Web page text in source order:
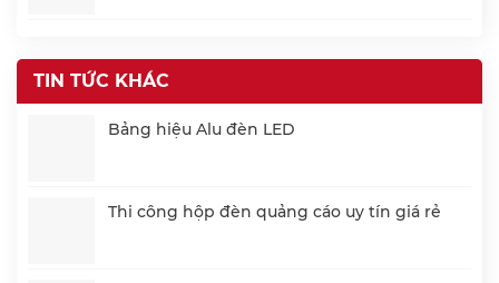
TIN TỨC KHÁC
Bảng hiệu Alu đèn LED
Thi công hộp đèn quảng cáo uy tín giá rẻ